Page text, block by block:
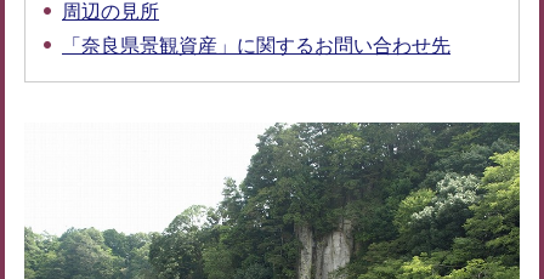
周辺の見所
「奈良県景観資産」に関するお問い合わせ先